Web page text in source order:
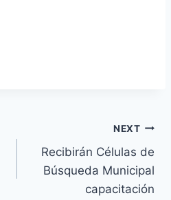
NEXT
Recibirán Células de
Búsqueda Municipal
capacitación